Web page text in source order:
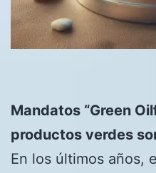
Mandatos “Green
productos verdes
En los últimos años,